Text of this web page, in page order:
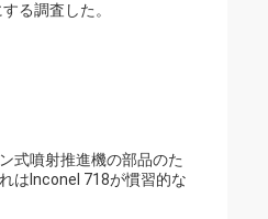
る調査した。
式噴射推進機の部品のた
はInconel 718が慣習的な